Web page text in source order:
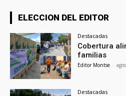
ELECCION DEL EDITOR
Destacadas
Cobertura
familias
Editor Montse -
Destacadas